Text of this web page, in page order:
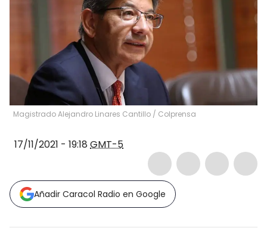
Magistrado Alejandro Linares Cantillo / Colprensa
17/11/2021 - 19:18 GMT-5
Añadir Caracol Radio en Google